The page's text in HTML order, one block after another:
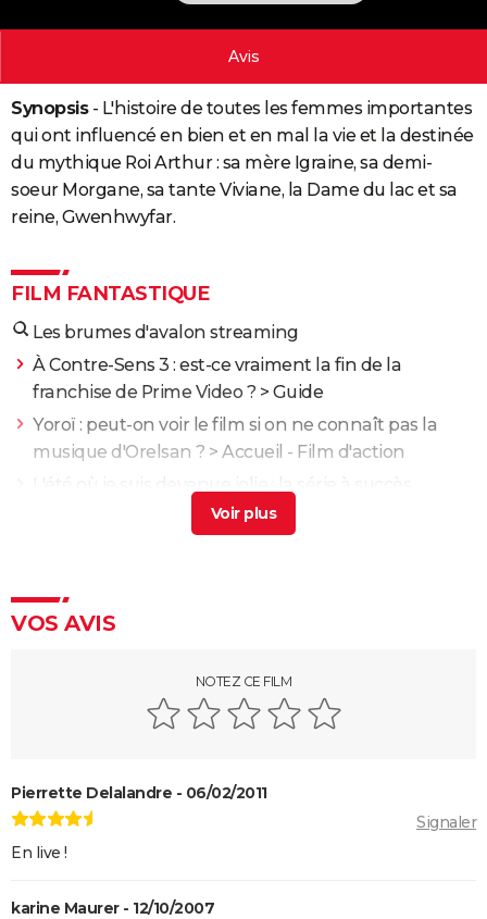
PHOTO
BONS PLANS
CARTE DE VOEUX
Carte de Noël
Carte Bonne année
Carte Saint-Valentin
Carte Pâques
Carte d'anniversaire
DICTIONNAIRE
COPAINS D'AVANT
S'inscrire
Se connecter
Lycées
Collèges
Primaires
Universités
Entreprises
Service militaire
Avis de recherche
AVIS DE DÉCÈS
Bricolage
Lifestyle
Culture
Sport
Auto
Television
Voyage
Cinema
Avis
Synopsis- L'histoire de toutes les femmes importantes
qui ont influencé en bien et en mal la vie et la destinée
du mythique Roi Arthur : sa mère Igraine, sa demi-
soeur Morgane, sa tante Viviane, la Dame du lac et sa
reine, Gwenhwyfar.
FILM FANTASTIQUE
Les brumes d'avalon streaming
À Contre-Sens 3 : est-ce vraiment la fin de la
franchise de Prime Video ? > Guide
Yoroï : peut-on voir le film si on ne connaît pas la
musique d'Orelsan ? > Accueil - Film d'action
estivale est de retour pour son final attendu
The Bear : "il est temps que ça se termine", cet
acteur s'exprime sur la fin de la série
capitale pour la fin, mais personne n'y avait prêté
attention à sa sortie
Les Animaux fantastiques 3 : pourquoi Johnny Depp
vaut-elle le coup ?
VOS AVIS
NOTEZ CE FILM
Pierrette Delalandre - 06/02/2011
Signaler
En live !
karine Maurer - 12/10/2007